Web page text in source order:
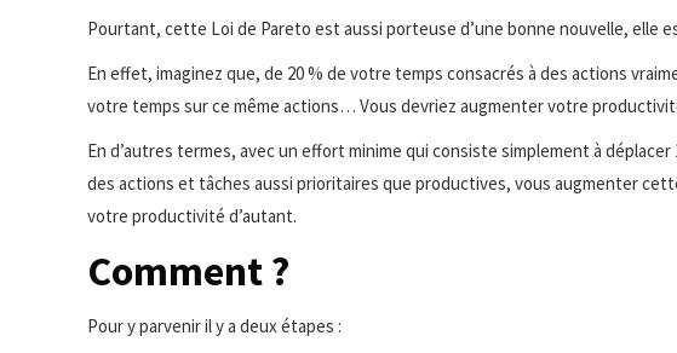
Pourtant, cette Loi de Pareto est aussi porteuse d’une bonne nouvelle, elle
En effet, imaginez que, de 20 % de votre temps consacrés à des actions
votre temps sur ce même actions… Vous devriez augmenter votre
En d’autres termes, avec un effort minime qui consiste simplement à
des actions et tâches aussi prioritaires que productives, vous augmenter
votre productivité d’autant.
Comment ?
Pour y parvenir il y a deux étapes :